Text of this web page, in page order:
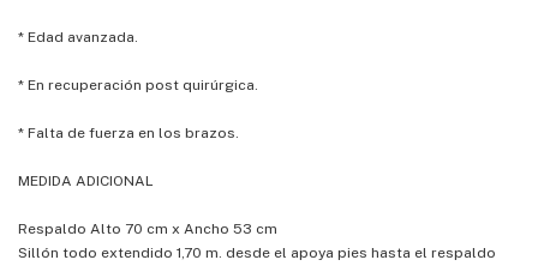
* Edad avanzada.
* En recuperación post quirúrgica.
* Falta de fuerza en los brazos.
MEDIDA ADICIONAL
Respaldo Alto 70 cm x Ancho 53 cm
Sillón todo extendido 1,70 m. desde el apoya pies hasta el respaldo